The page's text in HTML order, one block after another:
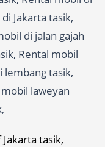
Jakarta tasik,
di jalan gajah
Rental mobil
lembang tasik,
laweyan
tasik,